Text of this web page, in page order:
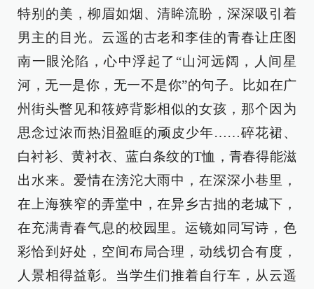
特别的美，柳眉如烟、清眸流盼，深深吸引着
男主的目光。云遥的古老和李佳的青春让庄图
南一眼沦陷，心中浮起了“山河远阔，人间星
河，无一是你，无一不是你”的句子。比如在广
州街头瞥见和筱婷背影相似的女孩，那个因为
思念过浓而热泪盈眶的顽皮少年……碎花裙、
白衬衫、黄衬衣、蓝白条纹的T恤，青春得能滋
出水来。爱情在滂沱大雨中，在深深小巷里，
在上海狭窄的弄堂中，在异乡古拙的老城下，
在充满青春气息的校园里。运镜如同写诗，色
彩恰到好处，空间布局合理，动线切合有度，
人景相得益彰。当学生们推着自行车，从云遥